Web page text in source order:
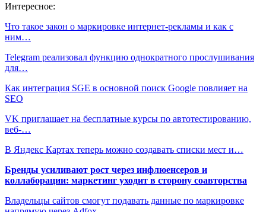
Интересное:
Что такое закон о маркировке интернет-рекламы и как с
ним…
Telegram реализовал функцию однократного прослушивания
для…
Как интеграция SGE в основной поиск Google повлияет на
SEO
VK приглашает на бесплатные курсы по автотестированию,
веб-…
В Яндекс Картах теперь можно создавать списки мест и…
Бренды усиливают рост через инфлюенсеров и
коллаборации: маркетинг уходит в сторону соавторства
Владельцы сайтов смогут подавать данные по маркировке